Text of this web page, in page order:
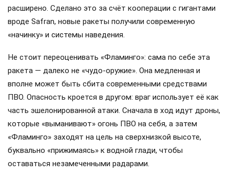
расширено. Сделано это за счёт кооперации с гигантами
вроде Safran, новые ракеты получили современную
«начинку» и системы наведения.
Не стоит переоценивать «Фламинго»: сама по себе эта
ракета — далеко не «чудо-оружие». Она медленная и
вполне может быть сбита современными средствами
ПВО. Опасность кроется в другом: враг использует её как
часть эшелонированной атаки. Сначала в ход идут дроны,
которые «выманивают» огонь ПВО на себя, а затем
«Фламинго» заходят на цель на сверхнизкой высоте,
буквально «прижимаясь» к водной глади, чтобы
оставаться незамеченными радарами.